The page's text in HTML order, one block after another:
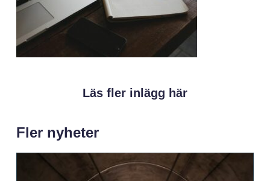
Läs fler inlägg här
Fler nyheter